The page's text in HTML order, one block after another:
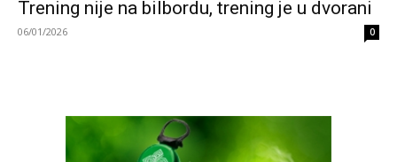
Trening nije na bilbordu, trening je u dvorani
06/01/2026 0